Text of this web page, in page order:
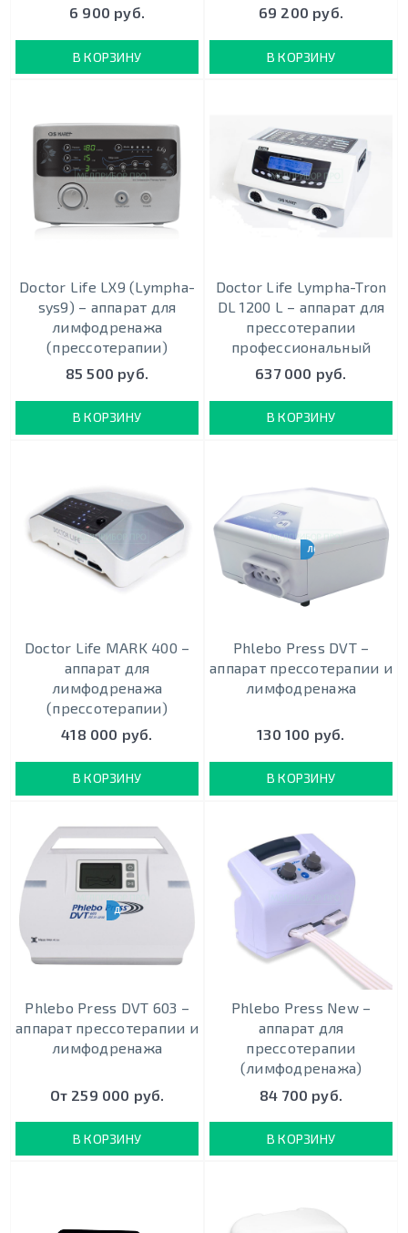
6 900 руб.
В КОРЗИНУ
69 200 руб.
В КОРЗИНУ
Doctor Life LX9 (Lympha-
sys9) – аппарат для
лимфодренажа
(прессотерапии)
85 500 руб.
В КОРЗИНУ
Doctor Life Lympha-Tron
DL 1200 L – аппарат для
прессотерапии
профессиональный
637 000 руб.
В КОРЗИНУ
Doctor Life MARK 400 –
аппарат для
лимфодренажа
(прессотерапии)
418 000 руб.
В КОРЗИНУ
ЛЕЧЕНИЕ ОТЁКОВ
Phlebo Press DVT –
аппарат прессотерапии и
лимфодренажа
130 100 руб.
В КОРЗИНУ
ДЛЯ ОТДЕЛЕНИЯ РЕАНИМАЦИИ
Phlebo Press DVT 603 –
аппарат прессотерапии и
лимфодренажа
От 259 000 руб.
В КОРЗИНУ
Phlebo Press New –
аппарат для
прессотерапии
(лимфодренажа)
84 700 руб.
В КОРЗИНУ